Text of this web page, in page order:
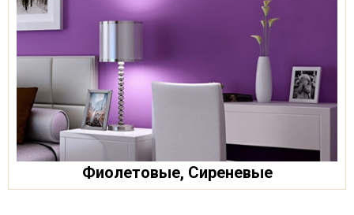
Фиолетовые, Сиреневые